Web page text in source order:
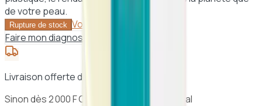
de votre peau.
Rupture de stock Voir le panier →
Faire mon diagnostic peau
Livraison offerte dès 25 000 F CFA à Dakar
Sinon dès 2 000 F CFA · 24h à 48h au Sénégal